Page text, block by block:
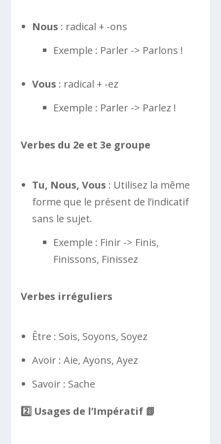
Nous : radical + -ons
Exemple : Parler -> Parlons !
Vous : radical + -ez
Exemple : Parler -> Parlez !
Verbes du 2e et 3e groupe
Tu, Nous, Vous : Utilisez la même
forme que le présent de l’indicatif
sans le sujet.
Exemple : Finir -> Finis,
Finissons, Finissez
Verbes irréguliers
Être : Sois, Soyons, Soyez
Avoir : Aie, Ayons, Ayez
Savoir : Sache
2️ ⃣ Usages de l’Impératif 📗